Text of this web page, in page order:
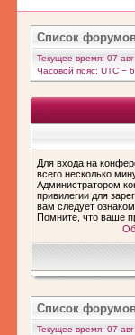
Список
Текущее время: 07
Часовой пояс: UTC −
Для входа на
всего несколько
Администратором
привилегии для
вам следует
Помните, что ваше
Список
Текущее время: 07